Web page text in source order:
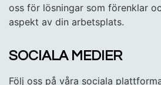
oss för lösningar som förenklar
aspekt av din arbetsplats.
SOCIALA MEDIER
Följ oss på våra sociala